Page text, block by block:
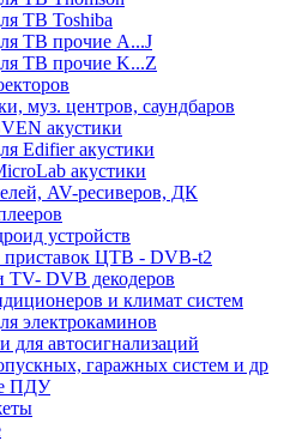
ТВ Toshiba
ТВ прочие A...J
ТВ прочие K...Z
муз. центров, саундбаров
акустики
Edifier акустики
акустики
AV-ресиверов, ДК
устройств
ЦТВ - DVB-t2
TV- DVB декодеров
и климат систем
электрокаминов
для автосигнализаций
гаражных систем и др
ПДУ